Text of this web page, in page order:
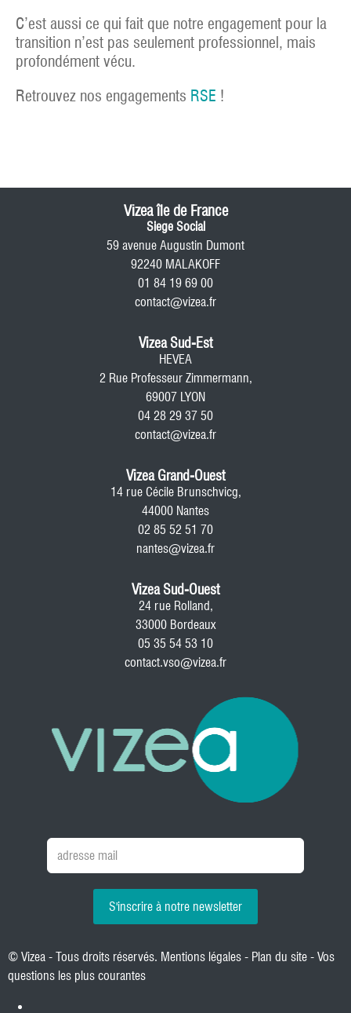
C’est aussi ce qui fait que notre engagement pour la
transition n’est pas seulement professionnel, mais
profondément vécu.
Retrouvez nos engagements RSE !
Vizea île de France
Siege Social
59 avenue Augustin Dumont
92240 MALAKOFF
01 84 19 69 00
contact@vizea.fr
Vizea Sud-Est
HEVEA
2 Rue Professeur Zimmermann,
69007 LYON
04 28 29 37 50
contact@vizea.fr
Vizea Grand-Ouest
14 rue Cécile Brunschvicg,
44000 Nantes
02 85 52 51 70
nantes@vizea.fr
Vizea Sud-Ouest
24 rue Rolland,
33000 Bordeaux
05 35 54 53 10
contact.vso@vizea.fr
S'inscrire à notre newsletter
© Vizea - Tous droits réservés. Mentions légales - Plan du site - Vos
questions les plus courantes